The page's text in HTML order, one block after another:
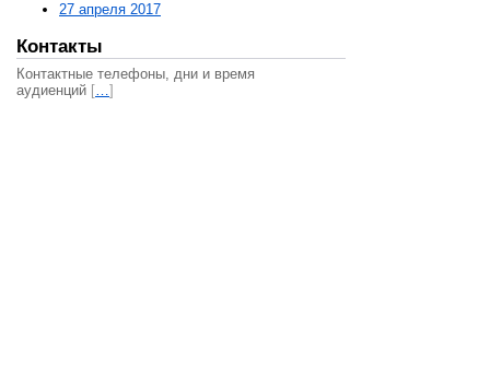
27 апреля 2017
Контакты
Контактные телефоны, дни и время
аудиенций […]